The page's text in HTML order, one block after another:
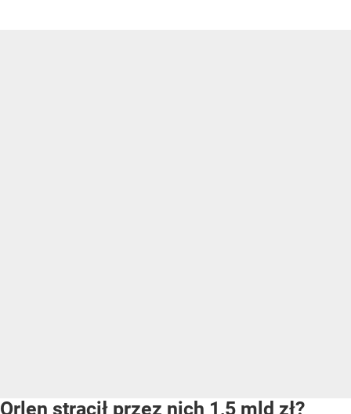
Orlen stracił przez nich 1,5 mld zł?